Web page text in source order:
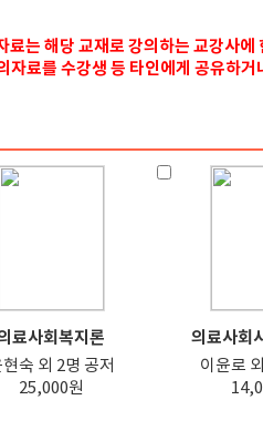
료는 해당 교재로 강의하는 교강사에
자료를 수강생 등 타인에게 공유하
료사회복지론
숙 외 2명 공저
25,000원
의료사회
이윤로